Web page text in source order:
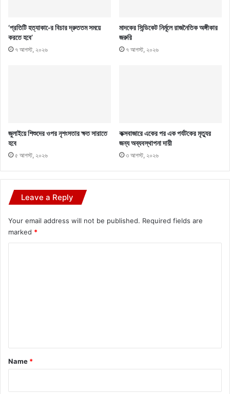
‘প্রতিটি হত্যাকা-ের বিচার দ্রুততম সময়ে
করতে হবে’
৭ আগস্ট, ২০২৬
মাদকের সিন্ডিকেট নির্মূলে রাজনৈতিক অঙ্গীকার
জরুরি
৭ আগস্ট, ২০২৬
জুলাইয়ে শিশুদের ওপর নৃশংসতার ক্ষত সারাতে
হবে
৫ আগস্ট, ২০২৬
কক্সবাজারে একের পর এক পর্যটকের মৃত্যুর
জন্য অব্যবস্থাপনা দায়ী
৩ আগস্ট, ২০২৬
Leave a Reply
Your email address will not be published. Required fields are
marked *
*
Name *